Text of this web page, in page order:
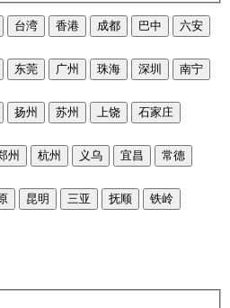
台湾 香港 成都 巴中 六安
东莞 广州 珠海 深圳 南宁
扬州 苏州 上饶 石家庄
州 杭州 义乌 宜昌 常德
昆明 三亚 抚顺 铁岭